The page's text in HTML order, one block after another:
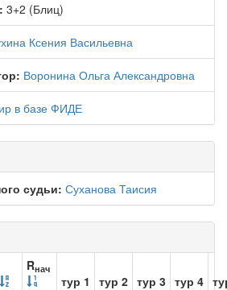
3+2 (Блиц)
Ксения Васильевна
Воронина Ольга Александровна
в базе ФИДЕ
судьи: Суханова Таисия
Rнач
тур 1 тур 2 тур 3 тур 4